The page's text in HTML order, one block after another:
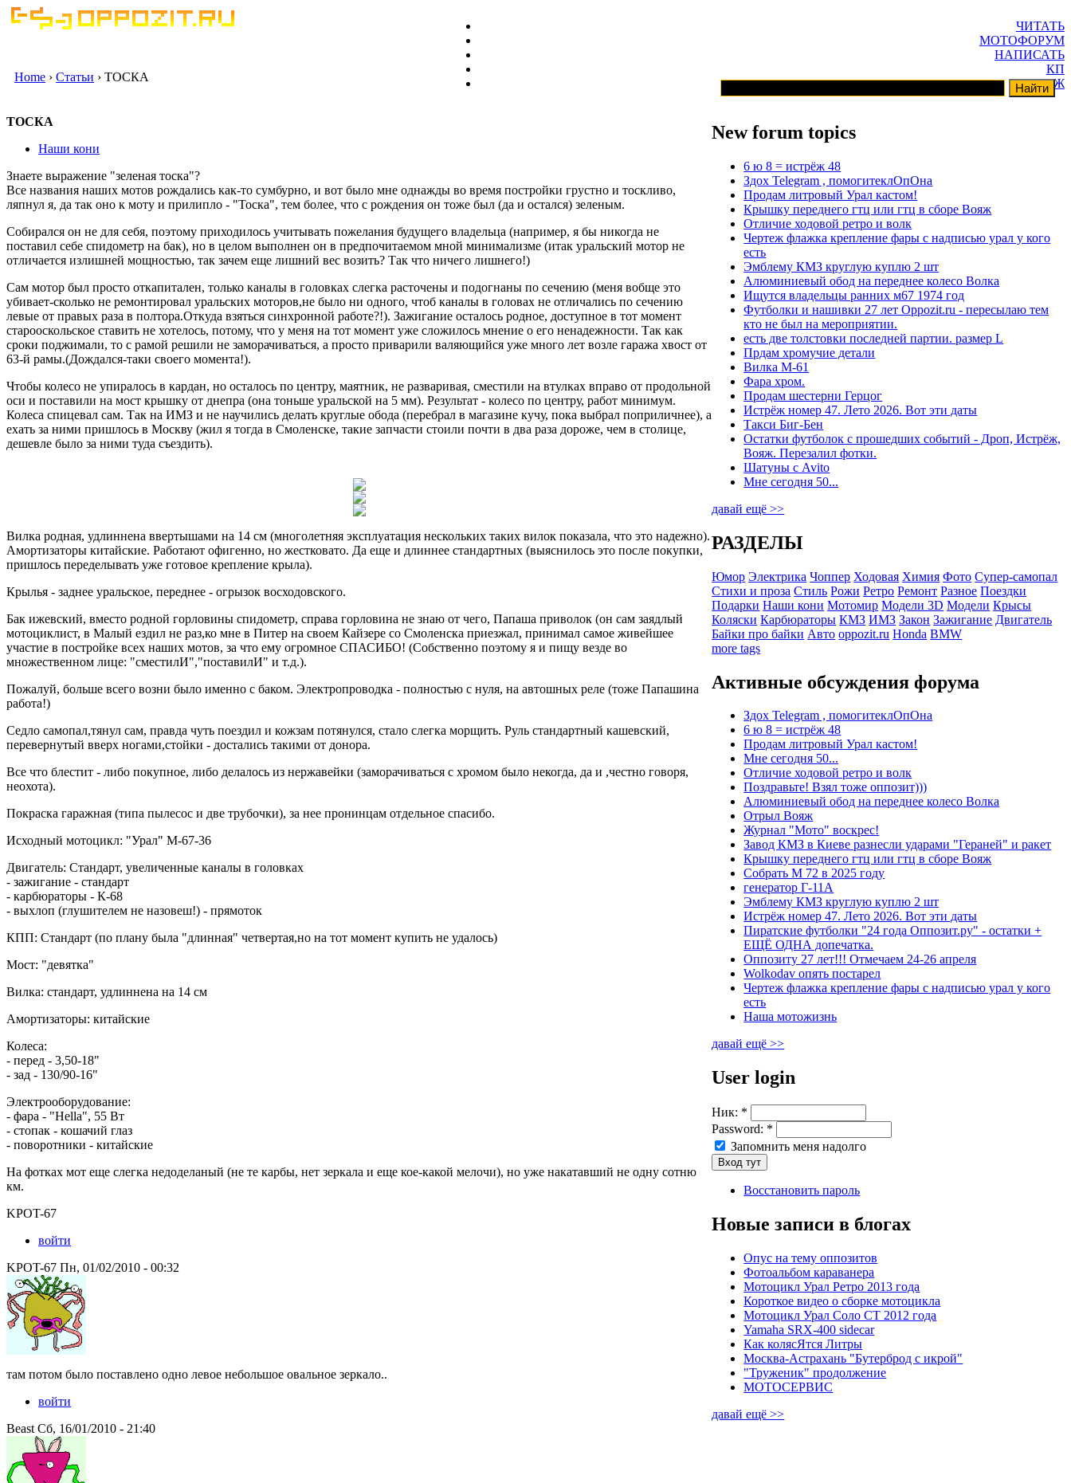
ЧИТАТЬ
МОТОФОРУМ
НАПИСАТЬ
КП
ГАРАЖ
Home › Статьи › ТОСКА
ТОСКА
Наши кони
Знаете выражение "зеленая тоска"?
Все названия наших мотов рождались как-то сумбурно, и вот было мне однажды во время постройки грустно и тоскливо,
ляпнул я, да так оно к моту и прилипло - "Тоска", тем более, что с рождения он тоже был (да и остался) зеленым.
Собирался он не для себя, поэтому приходилось учитывать пожелания будущего владельца (например, я бы никогда не
поставил себе спидометр на бак), но в целом выполнен он в предпочитаемом мной минимализме (итак уральский мотор не
отличается излишней мощностью, так зачем еще лишний вес возить? Так что ничего лишнего!)
Сам мотор был просто откапитален, только каналы в головках слегка расточены и подогнаны по сечению (меня вобще это
убивает-сколько не ремонтировал уральских моторов,не было ни одного, чтоб каналы в головах не отличались по сечению
левые от правых раза в полтора.Откуда взяться синхронной работе?!). Зажигание осталось родное, доступное в тот момент
старооскольское ставить не хотелось, потому, что у меня на тот момент уже сложилось мнение о его ненадежности. Так как
сроки поджимали, то с рамой решили не заморачиваться, а просто приварили валяющийся уже много лет возле гаража хвост от
63-й рамы.(Дождался-таки своего момента!).
Чтобы колесо не упиралось в кардан, но осталось по центру, маятник, не разваривая, сместили на втулках вправо от продольной
оси и поставили на мост крышку от днепра (она тоньше уральской на 5 мм). Результат - колесо по центру, работ минимум.
Колеса спицевал сам. Так на ИМЗ и не научились делать круглые обода (перебрал в магазине кучу, пока выбрал поприличнее), а
ехать за ними пришлось в Москву (жил я тогда в Смоленске, такие запчасти стоили почти в два раза дороже, чем в столице,
дешевле было за ними туда съездить).
Вилка родная, удлиннена ввертышами на 14 см (многолетняя эксплуатация нескольких таких вилок показала, что это надежно).
Амортизаторы китайские. Работают офигенно, но жестковато. Да еще и длиннее стандартных (выяснилось это после покупки,
пришлось переделывать уже готовое крепление крыла).
Крылья - заднее уральское, переднее - огрызок восходовского.
Бак ижевский, вместо родной горловины спидометр, справа горловина не знаю от чего, Папаша приволок (он сам заядлый
мотоциклист, в Малый ездил не раз,ко мне в Питер на своем Кайзере со Смоленска приезжал, принимал самое живейшее
участие в постройке всех наших мотов, за что ему огромное СПАСИБО! (Собственно поэтому я и пищу везде во
множественном лице: "сместилИ","поставилИ" и т.д.).
Пожалуй, больше всего возни было именно с баком. Электропроводка - полностью с нуля, на автошных реле (тоже Папашина
работа!)
Седло самопал,тянул сам, правда чуть поездил и кожзам потянулся, стало слегка морщить. Руль стандартный кашевский,
перевернутый вверх ногами,стойки - достались такими от донора.
Все что блестит - либо покупное, либо делалось из нержавейки (заморачиваться с хромом было некогда, да и ,честно говоря,
неохота).
Покраска гаражная (типа пылесос и две трубочки), за нее пронинцам отдельное спасибо.
Исходный мотоцикл: "Урал" М-67-36
Двигатель: Стандарт, увеличенные каналы в головках
- зажигание - стандарт
- карбюраторы - К-68
- выхлоп (глушителем не назовеш!) - прямоток
КПП: Стандарт (по плану была "длинная" четвертая,но на тот момент купить не удалось)
Мост: "девятка"
Вилка: стандарт, удлиннена на 14 см
Амортизаторы: китайские
Колеса:
- перед - 3,50-18"
- зад - 130/90-16"
Электрооборудование:
- фара - "Hella", 55 Вт
- стопак - кошачий глаз
- поворотники - китайские
На фотках мот еще слегка недоделаный (не те карбы, нет зеркала и еще кое-какой мелочи), но уже накатавший не одну сотню
км.
KPOT-67
войти
KPOT-67 Пн, 01/02/2010 - 00:32
там потом было поставлено одно левое небольшое овальное зеркало..
войти
Beast Сб, 16/01/2010 - 21:40
New forum topics
6 ю 8 = истрёж 48
Здох Telegram , помогитеклОпОна
Продам литровый Урал кастом!
Крышку переднего гтц или гтц в сборе Вояж
Отличие ходовой ретро и волк
Чертеж флажка крепление фары с надписью урал у кого
есть
Эмблему КМЗ круглую куплю 2 шт
Алюминиевый обод на переднее колесо Волка
Ищутся владельцы ранних м67 1974 год
Футболки и нашивки 27 лет Oppozit.ru - пересылаю тем
кто не был на мероприятии.
есть две толстовки последней партии. размер L
Прдам хромучие детали
Вилка М-61
Фара хром.
Продам шестерни Герцог
Истрёж номер 47. Лето 2026. Вот эти даты
Такси Биг-Бен
Остатки футболок с прошедших событий - Дроп, Истрёж,
Вояж. Перезалил фотки.
Шатуны с Avito
Мне сегодня 50...
давай ещё >>
РАЗДЕЛЫ
Юмор Электрика Чоппер Ходовая Химия Фото Супер-самопал
Стихи и проза Стиль Рожи Ретро Ремонт Разное Поездки
Подарки Наши кони Мотомир Модели 3D Модели Крысы
Коляски Карбюраторы КМЗ ИМЗ Закон Зажигание Двигатель
Байки про байки Авто oppozit.ru Honda BMW
more tags
Активные обсуждения форума
Здох Telegram , помогитеклОпОна
6 ю 8 = истрёж 48
Продам литровый Урал кастом!
Мне сегодня 50...
Отличие ходовой ретро и волк
Поздравьте! Взял тоже оппозит)))
Алюминиевый обод на переднее колесо Волка
Отрыл Вояж
Журнал "Мото" воскрес!
Завод КМЗ в Киеве разнесли ударами "Гераней" и ракет
Крышку переднего гтц или гтц в сборе Вояж
Собрать М 72 в 2025 году
генератор Г-11А
Эмблему КМЗ круглую куплю 2 шт
Истрёж номер 47. Лето 2026. Вот эти даты
Пиратские футболки "24 года Оппозит.ру" - остатки +
ЕЩЁ ОДНА допечатка.
Оппозиту 27 лет!!! Отмечаем 24-26 апреля
Wolkodav опять постарел
Чертеж флажка крепление фары с надписью урал у кого
есть
Наша мотожизнь
давай ещё >>
User login
Ник: *
Password: *
Запомнить меня надолго
Восстановить пароль
Новые записи в блогах
Опус на тему оппозитов
Фотоальбом караванера
Мотоцикл Урал Ретро 2013 года
Короткое видео о сборке мотоцикла
Мотоцикл Урал Соло СТ 2012 года
Yamaha SRX-400 sidecar
Как колясЯтся Литры
Москва-Астрахань "Бутерброд с икрой"
"Труженик" продолжение
МОТОСЕРВИС
давай ещё >>